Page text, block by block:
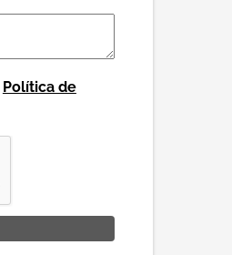
Política de